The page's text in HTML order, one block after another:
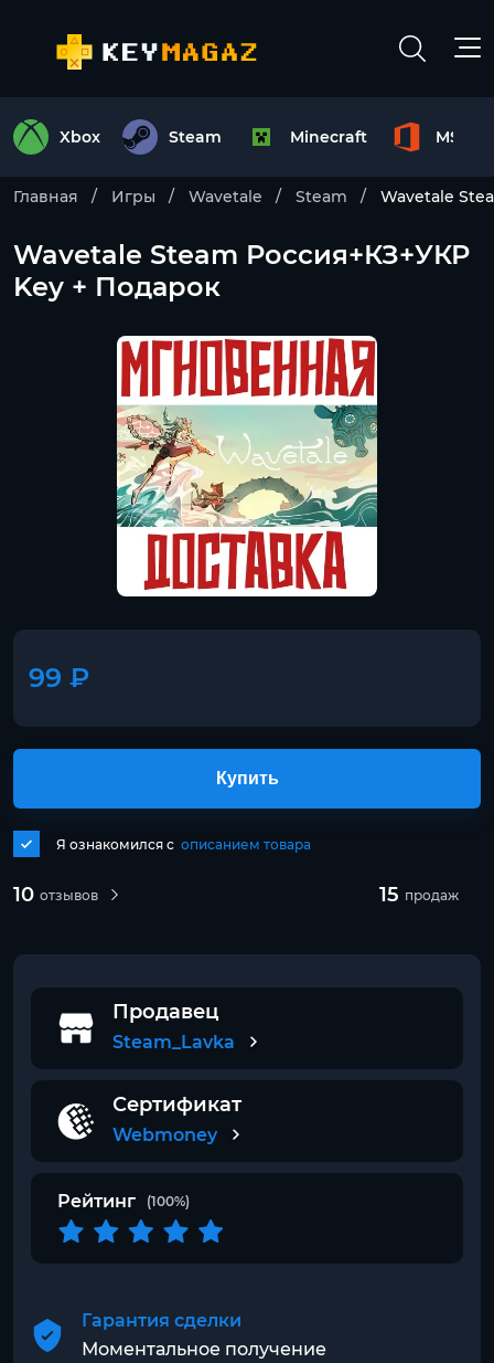
Xbox Steam Minecraft MS
Главная Игры Wavetale Steam Wavetale
Wavetale Steam Россия+КЗ+УКР
Key + Подарок
99 ₽
10 отзывов 15 продаж
Я ознакомился с описанием товара
Купить
Продавец
Steam_Lavka
Сертификат
Webmoney
Рейтинг (100%)
Гарантия сделки
Моментальное получение